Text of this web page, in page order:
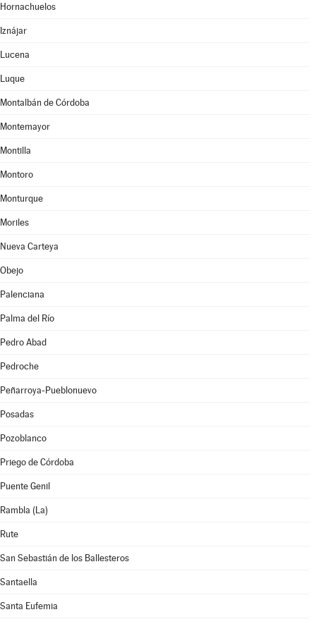
Hornachuelos
Iznájar
Lucena
Luque
Montalbán de Córdoba
Montemayor
Montilla
Montoro
Monturque
Moriles
Nueva Carteya
Obejo
Palenciana
Palma del Río
Pedro Abad
Pedroche
Peñarroya-Pueblonuevo
Posadas
Pozoblanco
Priego de Córdoba
Puente Genil
Rambla (La)
Rute
San Sebastián de los Ballesteros
Santaella
Santa Eufemia